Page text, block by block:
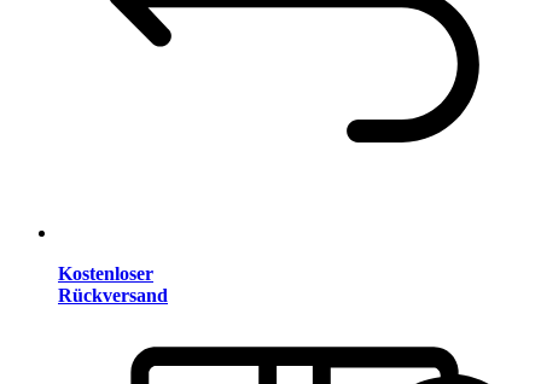
Kostenloser
Rückversand